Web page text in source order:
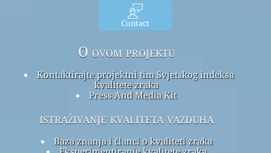
Contact
O ovom projektu
Kontaktirajte projektni tim Svjetskog indeksa
kvalitete zraka
Press And Media Kit
istraživanje kvaliteta vazduha
Baza znanja i članci o kvaliteti zraka